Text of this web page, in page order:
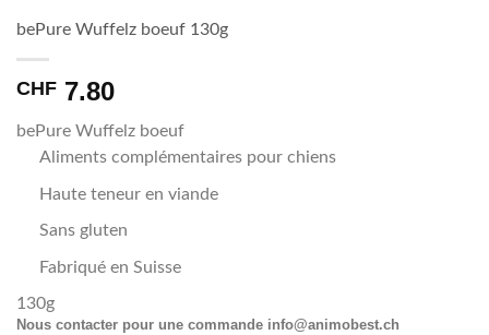
bePure Wuffelz boeuf 130g
CHF 7.80
bePure Wuffelz boeuf
Aliments complémentaires pour chiens
Haute teneur en viande
Sans gluten
Fabriqué en Suisse
130g
Nous contacter pour une commande info@animobest.ch